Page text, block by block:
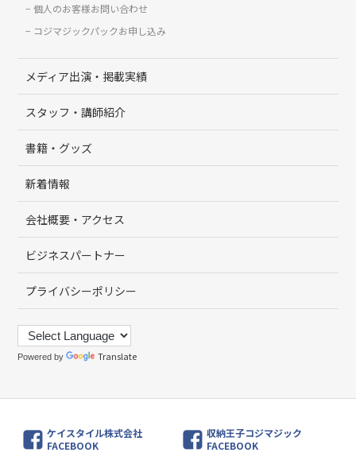
個人のお客様お問い合わせ
コジマジックパックお申し込み
メディア出演・掲載実績
スタッフ・講師紹介
書籍・グッズ
新着情報
会社概要・アクセス
ビジネスパートナー
プライバシーポリシー
Powered by Translate
ケイスタイル株式会社
FACEBOOK
収納王子コジマジック
FACEBOOK